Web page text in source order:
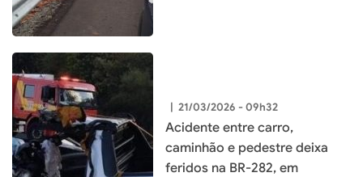
| 21/03/2026 - 09h32
Acidente entre carro,
caminhão e pedestre deixa
feridos na BR-282, em